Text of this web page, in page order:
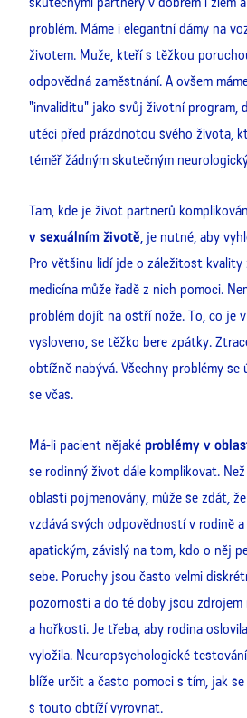
problém. Máme i elegantní dámy na
životem. Muže, kteří s těžkou
odpovědná zaměstnání. A ovšem
"invaliditu" jako svůj životní program,
utéci před prázdnotou svého života,
téměř žádným skutečným
Tam, kde je život partnerů komplikován
v sexuálním životě, je nutné, aby
Pro většinu lidí jde o záležitost kvality
medicína může řadě z nich pomoci.
problém dojít na ostří nože. To, co je
vysloveno, se těžko bere zpátky.
obtížně nabývá. Všechny problémy se
se včas.
Má-li pacient nějaké problémy v
se rodinný život dále komplikovat.
oblasti pojmenovány, může se zdát,
vzdává svých odpovědností v rodině
apatickým, závislý na tom, kdo o něj
sebe. Poruchy jsou často velmi
pozornosti a do té doby jsou zdrojem
a hořkosti. Je třeba, aby rodina
vyložila. Neuropsychologické
blíže určit a často pomoci s tím, jak
s touto obtíží vyrovnat.